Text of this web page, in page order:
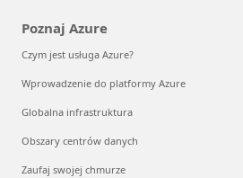
Poznaj Azure
Czym jest usługa Azure?
Wprowadzenie do platformy Azure
Globalna infrastruktura
Obszary centrów danych
Zaufaj swojej chmurze